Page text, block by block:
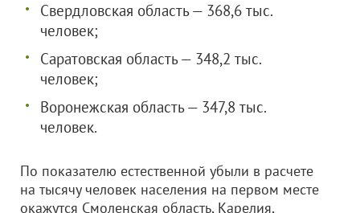
Свердловская область — 368,6 тыс.
человек;
Саратовская область — 348,2 тыс.
человек;
Воронежская область — 347,8 тыс.
человек.
По показателю естественной убыли в расчете
на тысячу человек населения на первом месте
окажутся Смоленская область, Карелия,